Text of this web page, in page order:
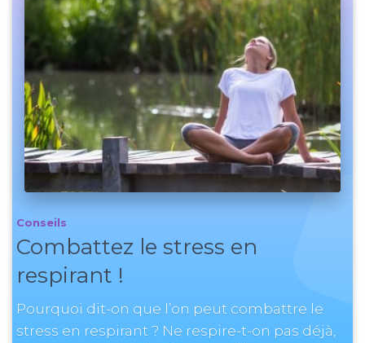
Conseils
Combattez le stress en
respirant !
Pourquoi dit-on que l’on peut combattre le
stress en respirant ? Ne respire-t-on pas déjà,